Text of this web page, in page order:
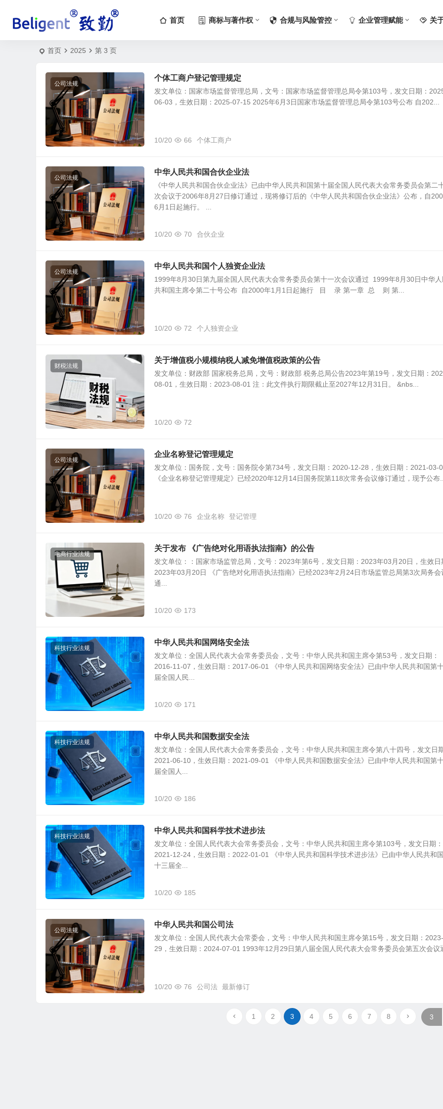
首页 商标与著作权 合规与风险管控 企业管理赋能 关
首页 2025 第 3 页
公司法规
个体工商户登记管理规定
发文单位：国家市场监督管理总局，文号：国家市场监督管理总局令第103号，发文日期：
06-03，生效日期：2025-07-15 2025年6月3日国家市场监督管理总局令第103号公布 自202...
10/20 66 个体工商户
公司法规
中华人民共和国合伙企业法
《中华人民共和国合伙企业法》已由中华人民共和国第十届全国人民代表大会常务委员会第二
次会议于2006年8月27日修订通过，现将修订后的《中华人民共和国合伙企业法》公布，自
6月1日起施行。 ...
10/20 70 合伙企业
公司法规
中华人民共和国个人独资企业法
1999年8月30日第九届全国人民代表大会常务委员会第十一次会议通过 1999年8月30日中华人
共和国主席令第二十号公布 自2000年1月1日起施行 目 录 第一章 总 则 第...
10/20 72 个人独资企业
财税法规
关于增值税小规模纳税人减免增值税政策的公告
发文单位：财政部 国家税务总局，文号：财政部 税务总局公告2023年第19号，发文日期：
08-01，生效日期：2023-08-01 注：此文件执行期限截止至2027年12月31日。 &nbs...
10/20 72
公司法规
企业名称登记管理规定
发文单位：国务院，文号：国务院令第734号，发文日期：2020-12-28，生效日期：2021-03-
《企业名称登记管理规定》已经2020年12月14日国务院第118次常务会议修订通过，现予公布...
10/20 76 企业名称 登记管理
电商行业法规
关于发布 《广告绝对化用语执法指南》的公告
发文单位：：国家市场监管总局，文号：2023年第6号，发文日期：2023年03月20日，生效日
2023年03月20日 《广告绝对化用语执法指南》已经2023年2月24日市场监管总局第3次局务会
通...
10/20 173
科技行业法规
中华人民共和国网络安全法
发文单位：全国人民代表大会常务委员会，文号：中华人民共和国主席令第53号，发文日期：
2016-11-07，生效日期：2017-06-01 《中华人民共和国网络安全法》已由中华人民共和国第
届全国人民...
10/20 171
科技行业法规
中华人民共和国数据安全法
发文单位：全国人民代表大会常务委员会，文号：中华人民共和国主席令第八十四号，发文日
2021-06-10，生效日期：2021-09-01 《中华人民共和国数据安全法》已由中华人民共和国第
届全国人...
10/20 186
科技行业法规
中华人民共和国科学技术进步法
发文单位：全国人民代表大会常务委员会，文号：中华人民共和国主席令第103号，发文日期：
2021-12-24，生效日期：2022-01-01 《中华人民共和国科学技术进步法》已由中华人民共和
十三届全...
10/20 185
公司法规
中华人民共和国公司法
发文单位：全国人民代表大会常委会，文号：中华人民共和国主席令第15号，发文日期：
29，生效日期：2024-07-01 1993年12月29日第八届全国人民代表大会常务委员会第五次会议
10/20 76 公司法 最新修订
1 2 3 4 5 6 7 8